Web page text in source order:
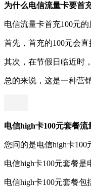
为什么电信流量卡要首
电信流量卡首充100元
首先，首充的100元会
其次，在节假日临近时
总的来说，这是一种营
电信high卡100元套餐流
您问的是电信high卡100
电信high卡100元套餐
电信high卡100元套餐包